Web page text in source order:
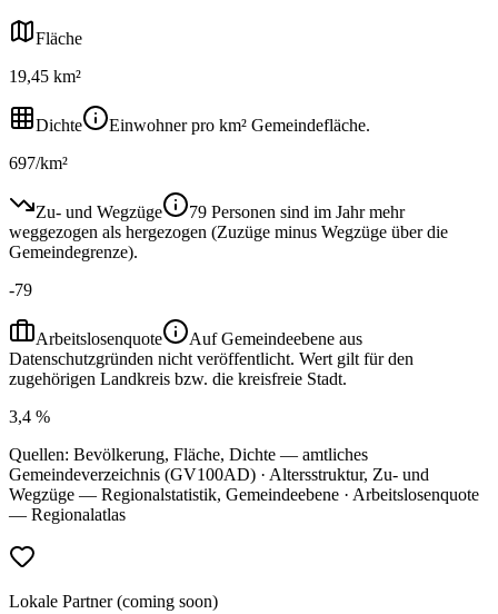
Fläche
19,45 km²
Dichte
Einwohner pro km² Gemeindefläche.
697/km²
Zu- und Wegzüge
79 Personen sind im Jahr mehr
weggezogen als hergezogen (Zuzüge minus Wegzüge über die
Gemeindegrenze).
-79
Arbeitslosenquote
Auf Gemeindeebene aus
Datenschutzgründen nicht veröffentlicht. Wert gilt für den
zugehörigen Landkreis bzw. die kreisfreie Stadt.
3,4 %
Quellen: Bevölkerung, Fläche, Dichte — amtliches
Gemeindeverzeichnis (GV100AD) · Altersstruktur, Zu- und
Wegzüge — Regionalstatistik, Gemeindeebene · Arbeitslosenquote
— Regionalatlas
Lokale Partner (coming soon)